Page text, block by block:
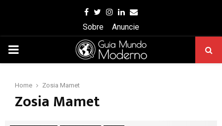
Facebook
Twitter
Instagram
Linkedin
Email
Sobre
Anuncie
PRIMARY
Home Zosia Mamet
Zosia Mamet